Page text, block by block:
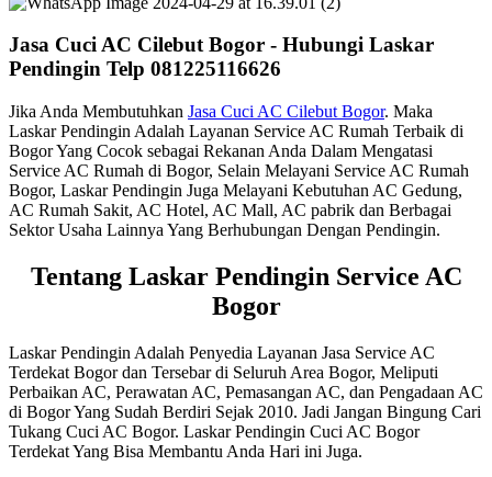
Jasa Cuci AC Cilebut Bogor - Hubungi Laskar
Pendingin Telp 081225116626
Jika Anda Membutuhkan Jasa Cuci AC Cilebut Bogor. Maka
Laskar Pendingin Adalah Layanan Service AC Rumah Terbaik di
Bogor Yang Cocok sebagai Rekanan Anda Dalam Mengatasi
Service AC Rumah di Bogor, Selain Melayani Service AC Rumah
Bogor, Laskar Pendingin Juga Melayani Kebutuhan AC Gedung,
AC Rumah Sakit, AC Hotel, AC Mall, AC pabrik dan Berbagai
Sektor Usaha Lainnya Yang Berhubungan Dengan Pendingin.
Tentang Laskar Pendingin Service AC
Bogor
Laskar Pendingin Adalah Penyedia Layanan Jasa Service AC
Terdekat Bogor dan Tersebar di Seluruh Area Bogor, Meliputi
Perbaikan AC, Perawatan AC, Pemasangan AC, dan Pengadaan AC
di Bogor Yang Sudah Berdiri Sejak 2010. Jadi Jangan Bingung Cari
Tukang Cuci AC Bogor. Laskar Pendingin Cuci AC Bogor
Terdekat Yang Bisa Membantu Anda Hari ini Juga.